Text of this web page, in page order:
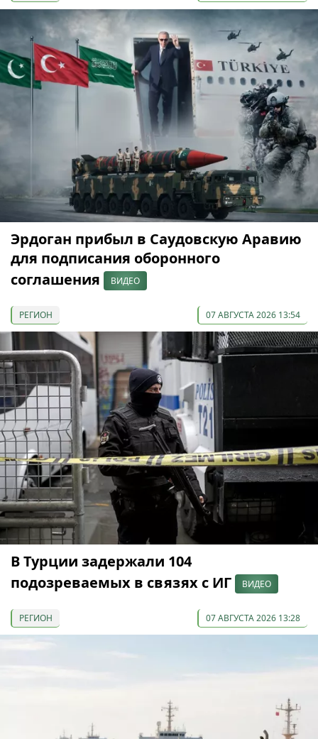
Эрдоган прибыл в Саудовскую Аравию
для подписания оборонного
соглашения
ВИДЕО
РЕГИОН 07 АВГУСТА 2026 13:54
В Турции задержали 104
подозреваемых в связях с ИГ
ВИДЕО
РЕГИОН 07 АВГУСТА 2026 13:28